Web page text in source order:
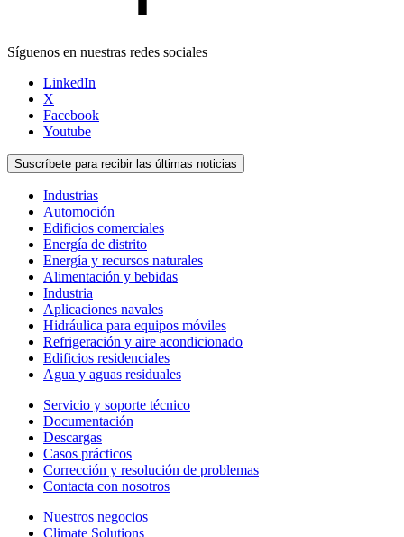
Síguenos en nuestras redes sociales
LinkedIn
X
Facebook
Youtube
Suscríbete para recibir las últimas noticias
Industrias
Automoción
Edificios comerciales
Energía de distrito
Energía y recursos naturales
Alimentación y bebidas
Industria
Aplicaciones navales
Hidráulica para equipos móviles
Refrigeración y aire acondicionado
Edificios residenciales
Agua y aguas residuales
Servicio y soporte técnico
Documentación
Descargas
Casos prácticos
Corrección y resolución de problemas
Contacta con nosotros
Nuestros negocios
Climate Solutions